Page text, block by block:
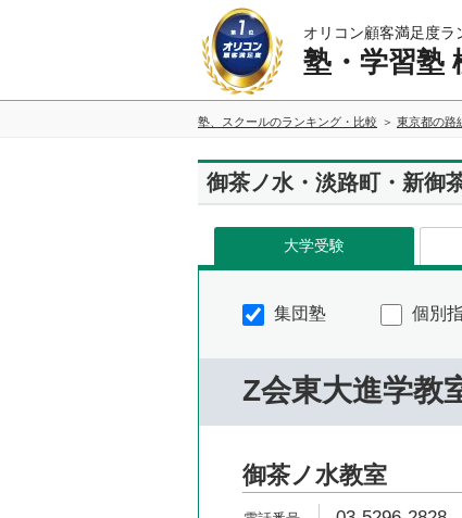
オリコン顧客満足度ラ
塾・学習塾
塾、スクールのランキング・比較 東京都の路
御茶ノ水・淡路町・新御
大学受験
集団塾 個別
Z会東大進学教
御茶ノ水教室